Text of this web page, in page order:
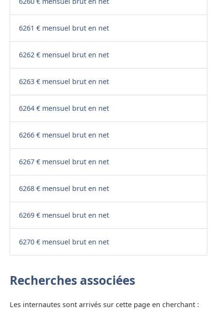
6261 € mensuel brut en net
6262 € mensuel brut en net
6263 € mensuel brut en net
6264 € mensuel brut en net
6266 € mensuel brut en net
6267 € mensuel brut en net
6268 € mensuel brut en net
6269 € mensuel brut en net
6270 € mensuel brut en net
Recherches associées
Les internautes sont arrivés sur cette page en cherchant :